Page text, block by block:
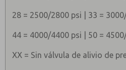
28 = 2500/2800 psi | 33 =
44 = 4000/4400 psi | 50 =
XX = Sin válvula de alivio de